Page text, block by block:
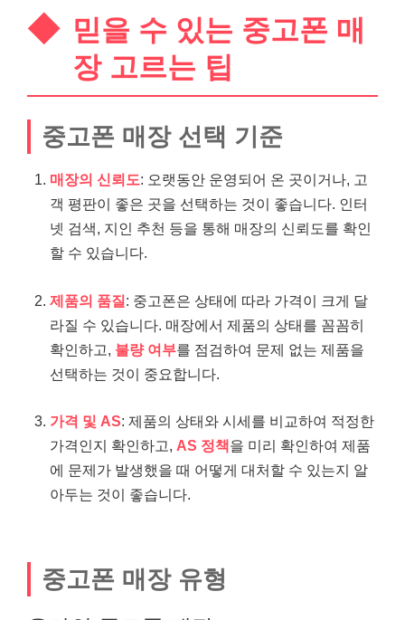
믿을 수 있는 중고폰 매
장 고르는 팁
중고폰 매장 선택 기준
매장의 신뢰도: 오랫동안 운영되어 온 곳이거나, 고
객 평판이 좋은 곳을 선택하는 것이 좋습니다. 인터
넷 검색, 지인 추천 등을 통해 매장의 신뢰도를 확인
할 수 있습니다.
제품의 품질: 중고폰은 상태에 따라 가격이 크게 달
라질 수 있습니다. 매장에서 제품의 상태를 꼼꼼히
확인하고, 불량 여부를 점검하여 문제 없는 제품을
선택하는 것이 중요합니다.
가격 및 AS: 제품의 상태와 시세를 비교하여 적정한
가격인지 확인하고, AS 정책을 미리 확인하여 제품
에 문제가 발생했을 때 어떻게 대처할 수 있는지 알
아두는 것이 좋습니다.
중고폰 매장 유형